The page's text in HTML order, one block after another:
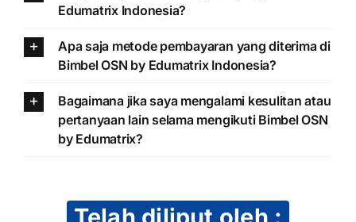
Edumatrix Indonesia?
Apa saja metode pembayaran yang diterima di
Bimbel OSN by Edumatrix Indonesia?
Bagaimana jika saya mengalami kesulitan atau
pertanyaan lain selama mengikuti Bimbel OSN
by Edumatrix?